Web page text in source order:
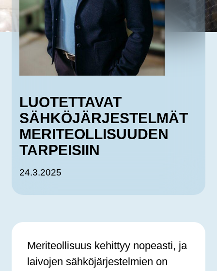
LUOTETTAVAT
SÄHKÖJÄRJESTELMÄT
MERITEOLLISUUDEN
TARPEISIIN
24.3.2025
Meriteollisuus kehittyy nopeasti, ja
laivojen sähköjärjestelmien on